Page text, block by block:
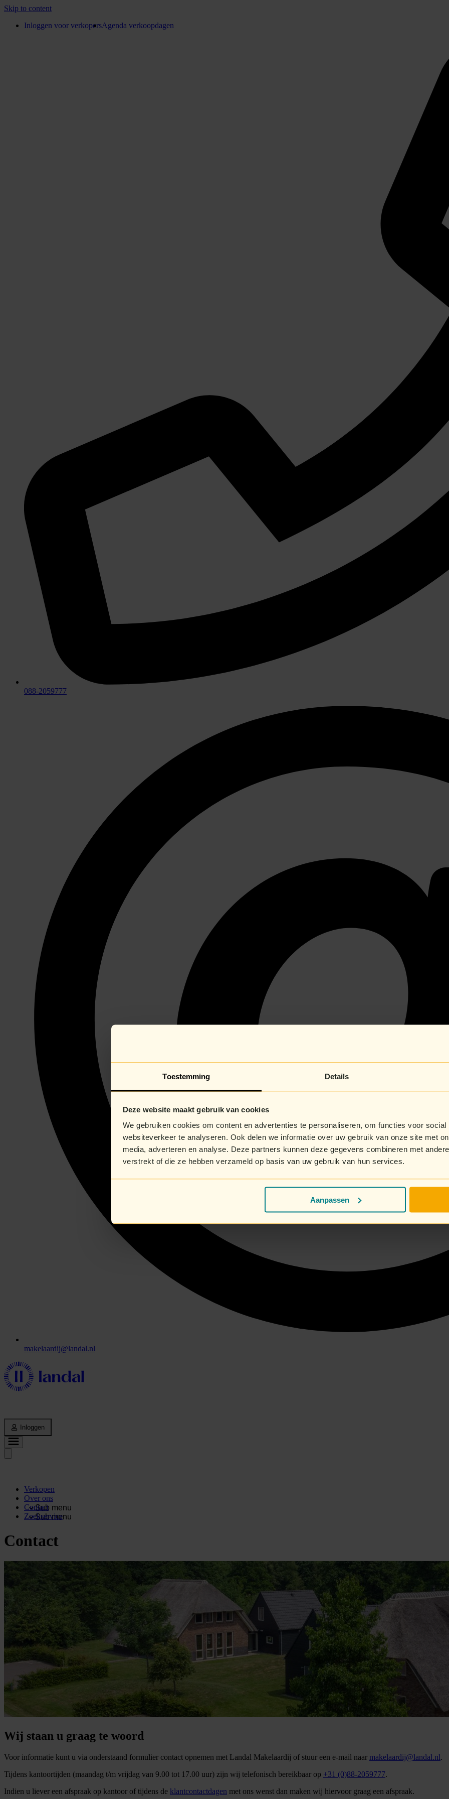
Toestemming Details
Deze website maakt gebruik van cookies
We gebruiken cookies om content en advertenties te personaliseren, om functies voor
websiteverkeer te analyseren. Ook delen we informatie over uw gebruik van onze site met
media, adverteren en analyse. Deze partners kunnen deze gegevens combineren met
verstrekt of die ze hebben verzameld op basis van uw gebruik van hun services.
Aanpassen
Skip to content
Inloggen voor verkopersAgenda verkoopdagen
088-2059777
makelaardij@landal.nl
Inloggen
Verkopen
Over ons
Sub menu
Contact
Sub menu
Zoekservice
Contact
Wij staan u graag te woord
Voor informatie kunt u via onderstaand formulier contact opnemen met Landal Makelaardij of stuur een e-mail naar makelaardij@landal.nl.
Tijdens kantoortijden (maandag t/m vrijdag van 9.00 tot 17.00 uur) zijn wij telefonisch bereikbaar op +31 (0)88-2059777.
Indien u liever een afspraak op kantoor of tijdens de klantcontactdagen met ons wenst dan maken wij hiervoor graag een afspraak.